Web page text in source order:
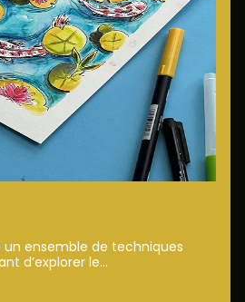
un ensemble de techniques
d’explorer le...